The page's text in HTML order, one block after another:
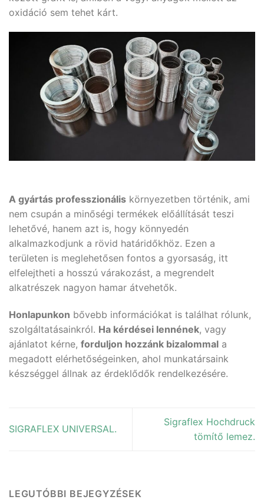
oxidáció sem tehet kárt.
A gyártás professzionális környezetben történik, ami
nem csupán a minőségi termékek előállítását teszi
lehetővé, hanem azt is, hogy könnyedén
alkalmazkodjunk a rövid határidőkhöz. Ezen a
területen is meglehetősen fontos a gyorsaság, itt
elfelejtheti a hosszú várakozást, a megrendelt
alkatrészek nagyon hamar átvehetők.
Honlapunkon bővebb információkat is találhat rólunk,
szolgáltatásainkról. Ha kérdései lennének, vagy
ajánlatot kérne, forduljon hozzánk bizalommal a
megadott elérhetőségeinken, ahol munkatársaink
készséggel állnak az érdeklődők rendelkezésére.
SIGRAFLEX UNIVERSAL.
Sigraflex Hochdruck
tömítő lemez.
LEGUTÓBBI BEJEGYZÉSEK